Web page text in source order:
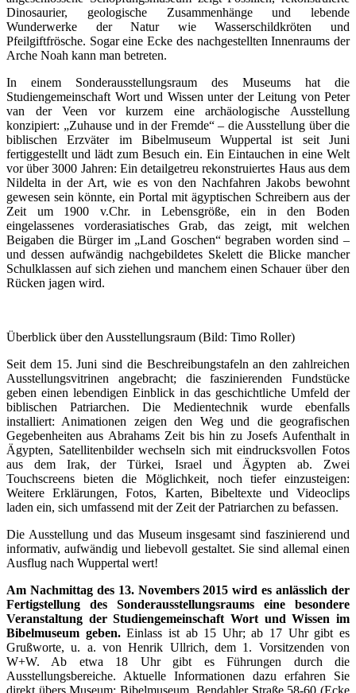
Dinosaurier, geologische Zusammenhänge und lebende
Wunderwerke der Natur wie Wasserschildkröten und
Pfeilgiftfrösche. Sogar eine Ecke des nachgestellten Innenraums der
Arche Noah kann man betreten.
In einem Sonderausstellungsraum des Museums hat die
Studiengemeinschaft Wort und Wissen unter der Leitung von Peter
van der Veen vor kurzem eine archäologische Ausstellung
konzipiert: „Zuhause und in der Fremde“ – die Ausstellung über die
biblischen Erzväter im Bibelmuseum Wuppertal ist seit Juni
fertiggestellt und lädt zum Besuch ein. Ein Eintauchen in eine Welt
vor über 3000 Jahren: Ein detailgetreu rekonstruiertes Haus aus dem
Nildelta in der Art, wie es von den Nachfahren Jakobs bewohnt
gewesen sein könnte, ein Portal mit ägyptischen Schreibern aus der
Zeit um 1900 v.Chr. in Lebensgröße, ein in den Boden
eingelassenes vorderasiatisches Grab, das zeigt, mit welchen
Beigaben die Bürger im „Land Goschen“ begraben worden sind –
und dessen aufwändig nachgebildetes Skelett die Blicke mancher
Schulklassen auf sich ziehen und manchem einen Schauer über den
Rücken jagen wird.
Überblick über den Ausstellungsraum (Bild: Timo Roller)
Seit dem 15. Juni sind die Beschreibungstafeln an den zahlreichen
Ausstellungsvitrinen angebracht; die faszinierenden Fundstücke
geben einen lebendigen Einblick in das geschichtliche Umfeld der
biblischen Patriarchen. Die Medientechnik wurde ebenfalls
installiert: Animationen zeigen den Weg und die geografischen
Gegebenheiten aus Abrahams Zeit bis hin zu Josefs Aufenthalt in
Ägypten, Satellitenbilder wechseln sich mit eindrucksvollen Fotos
aus dem Irak, der Türkei, Israel und Ägypten ab. Zwei
Touchscreens bieten die Möglichkeit, noch tiefer einzusteigen:
Weitere Erklärungen, Fotos, Karten, Bibeltexte und Videoclips
laden ein, sich umfassend mit der Zeit der Patriarchen zu befassen.
Die Ausstellung und das Museum insgesamt sind faszinierend und
informativ, aufwändig und liebevoll gestaltet. Sie sind allemal einen
Ausflug nach Wuppertal wert!
Am Nachmittag des 13. Novembers 2015 wird es anlässlich der
Fertigstellung des Sonderausstellungsraums eine besondere
Veranstaltung der Studiengemeinschaft Wort und Wissen im
Bibelmuseum geben.Einlass ist ab 15 Uhr; ab 17 Uhr gibt es
Grußworte, u. a. von Henrik Ullrich, dem 1. Vorsitzenden von
W+W. Ab etwa 18 Uhr gibt es Führungen durch die
Ausstellungsbereiche. Aktuelle Informationen dazu erfahren Sie
direkt übers Museum: Bibelmuseum, Bendahler Straße 58-60 (Ecke